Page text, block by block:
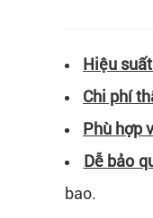
Hiệu
Chi phí
Phù hợp
Dễ bảo
bao.